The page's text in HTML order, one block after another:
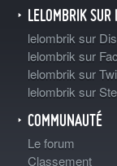
LELOMBRIK
lelombrik sur
lelombrik sur
lelombrik sur
lelombrik sur
COMMUNAUTÉ
Le forum
Classement